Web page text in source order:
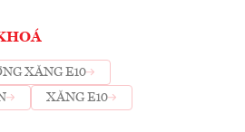
XĂNG E10
XĂNG E10